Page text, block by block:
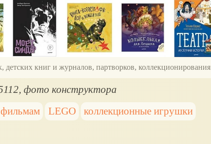
книг и журналов, партворков, коллекционирования
фото конструктора
LEGO
коллекционные игрушки